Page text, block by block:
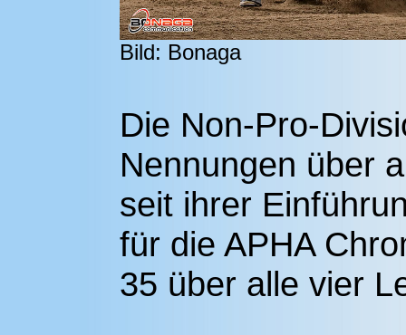
Bild: Bonaga
Die Non-Pro-
Nennungen über
seit ihrer
für die APHA
35 über alle vier